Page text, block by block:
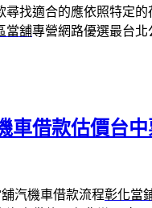
尋找適合的應依照特定
當舖專營網路優選最台
車借款估價台
汽機車借款流程彰化當